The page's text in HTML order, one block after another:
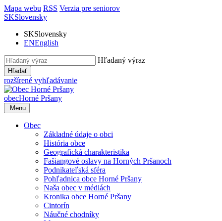
Mapa webu RSS Verzia pre seniorov
SKSlovensky
SKSlovensky
ENEnglish
Hľadaný výraz
Hľadať
rozšírené vyhľadávanie
obecHorné Pršany
Menu
Obec
Základné údaje o obci
História obce
Geografická charakteristika
Fašiangové oslavy na Horných Pršanoch
Podnikateľská sféra
Pohľadnica obce Horné Pršany
Naša obec v médiách
Kronika obce Horné Pršany
Cintorín
Náučné chodníky